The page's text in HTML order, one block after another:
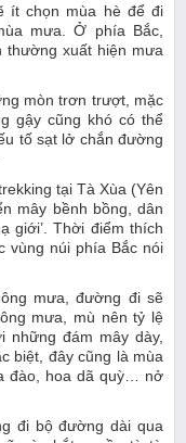
ít chọn mùa hè để đi
mưa. Ở phía Bắc,
thường xuất hiện mưa
mòn trơn trượt, mặc
gậy cũng khó có thể
tố sạt lở chắn đường
tại Tà Xùa (Yên
mây bềnh bồng, dân
giới’. Thời điểm thích
vùng núi phía Bắc nói
mưa, đường đi sẽ
mưa, mù nên tỷ lệ
những đám mây dày,
biệt, đây cũng là mùa
đào, hoa dã quỳ… nở
đi bộ đường dài qua